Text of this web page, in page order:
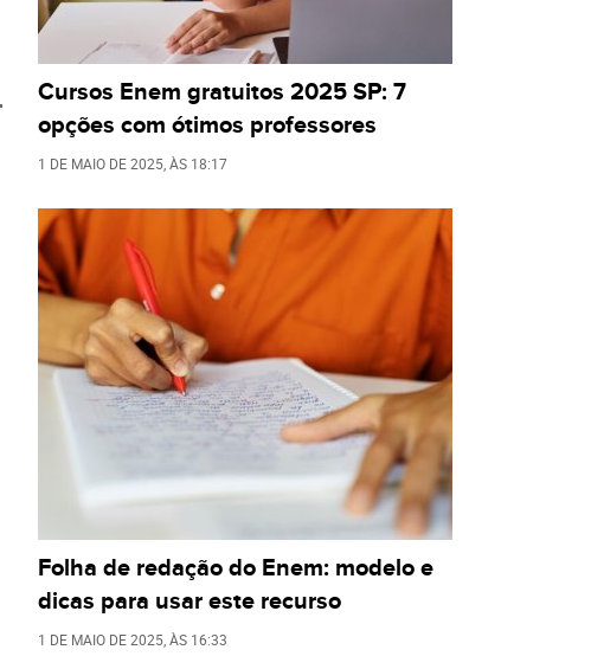
Cursos Enem gratuitos 2025 SP: 7
opções com ótimos professores
1 DE MAIO DE 2025 , ÀS 18:17
Folha de redação do Enem: modelo e
dicas para usar este recurso
1 DE MAIO DE 2025 , ÀS 16:33